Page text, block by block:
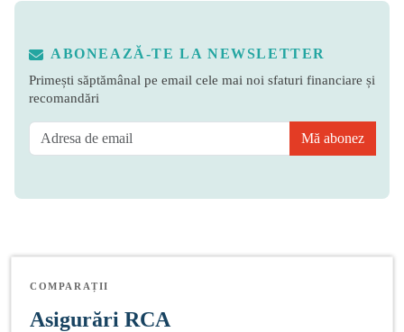
ABONEAZĂ-TE LA NEWSLETTER
Primești săptămânal pe email cele mai noi sfaturi financiare și
recomandări
Mă abonez
COMPARAȚII
Asigurări RCA